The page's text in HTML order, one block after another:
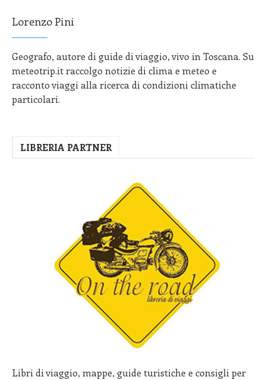
Lorenzo Pini
Geografo, autore di guide di viaggio, vivo in Toscana. Su
meteotrip.it raccolgo notizie di clima e meteo e
racconto viaggi alla ricerca di condizioni climatiche
particolari.
LIBRERIA PARTNER
Libri di viaggio, mappe, guide turistiche e consigli per